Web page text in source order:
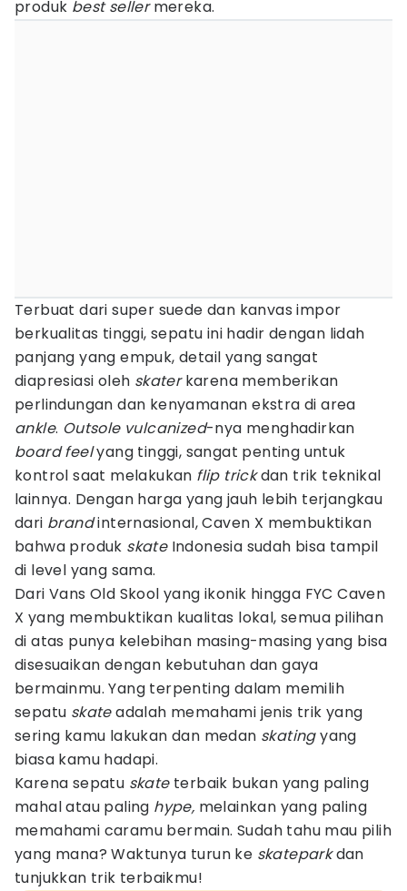
produk best sellermereka.
Terbuat dari super suede dan kanvas impor
berkualitas tinggi, sepatu ini hadir dengan lidah
panjang yang empuk, detail yang sangat
diapresiasi oleh skaterkarena memberikan
perlindungan dan kenyamanan ekstra di area
ankle. Outsole vulcanized-nya menghadirkan
board feelyang tinggi, sangat penting untuk
kontrol saat melakukan flip trickdan trik teknikal
lainnya. Dengan harga yang jauh lebih terjangkau
dari brandinternasional, Caven X membuktikan
bahwa produk skate Indonesia sudah bisa tampil
di level yang sama.
Dari Vans Old Skool yang ikonik hingga FYC Caven
X yang membuktikan kualitas lokal, semua pilihan
di atas punya kelebihan masing-masing yang bisa
disesuaikan dengan kebutuhan dan gaya
bermainmu. Yang terpenting dalam memilih
sepatu skateadalah memahami jenis trik yang
sering kamu lakukan dan medan skatingyang
biasa kamu hadapi.
Karena sepatu skateterbaik bukan yang paling
mahal atau paling hype, melainkan yang paling
memahami caramu bermain. Sudah tahu mau pilih
yang mana? Waktunya turun ke skateparkdan
tunjukkan trik terbaikmu!